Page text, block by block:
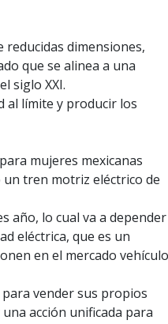
reducidas dimensiones,
que se alinea a una
siglo XXI.
al límite y producir los
mujeres mexicanas
tren motriz eléctrico de
año, lo cual va a depender
eléctrica, que es un
en el mercado
vender sus propios
acción unificada para